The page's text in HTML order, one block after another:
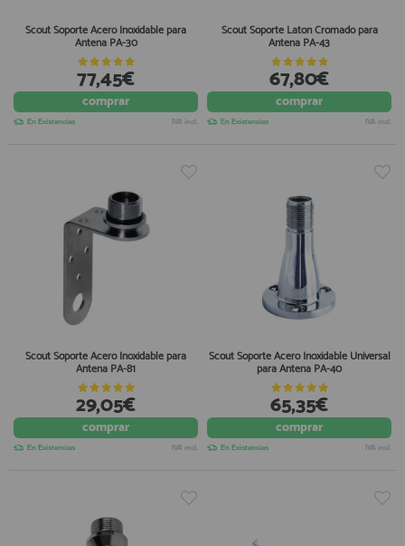
Scout Soporte Acero Inoxidable para
Antena PA-30
77,45€
comprar
En Existencias IVA incl.
Scout Soporte Laton Cromado para
Antena PA-43
67,80€
comprar
En Existencias IVA incl.
Scout Soporte Acero Inoxidable para
Antena PA-81
29,05€
comprar
En Existencias IVA incl.
Scout Soporte Acero Inoxidable Universal
para Antena PA-40
65,35€
comprar
En Existencias IVA incl.